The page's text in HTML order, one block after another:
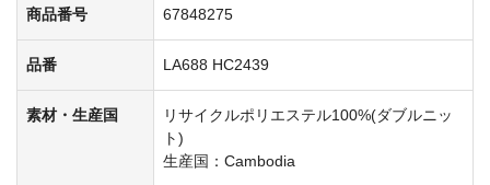
商品番号 67848275
品番 LA688 HC2439
素材・生産国
リサイクルポリエステル100%(ダブルニッ
ト)
生産国：Cambodia